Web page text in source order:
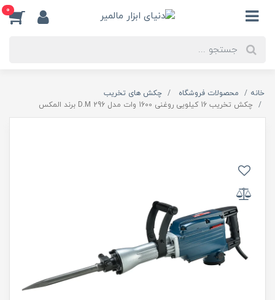
0
خانه محصولات فروشگاه
چکش های تخریب
چکش تخریب 16 کیلویی روغنی 1600 وات مدل 296 D.M برند المکس